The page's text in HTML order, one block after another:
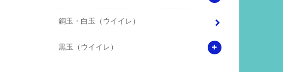
銅玉・白玉（ウイイレ）
黒玉（ウイイレ）